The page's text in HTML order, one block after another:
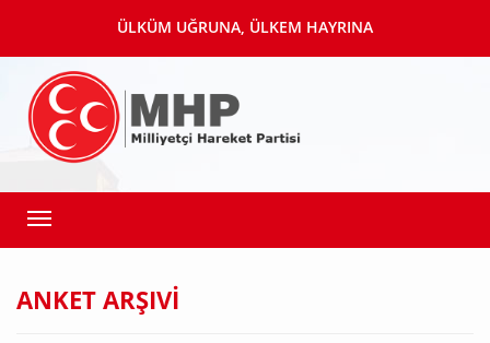
ÜLKÜM UĞRUNA, ÜLKEM HAYRINA
Toggle
ANKET ARŞIVİ